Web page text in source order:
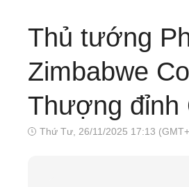
Thủ tướng
Zimbabwe
Thượng đỉnh
Thứ Tư, 26/11/2025 17:13